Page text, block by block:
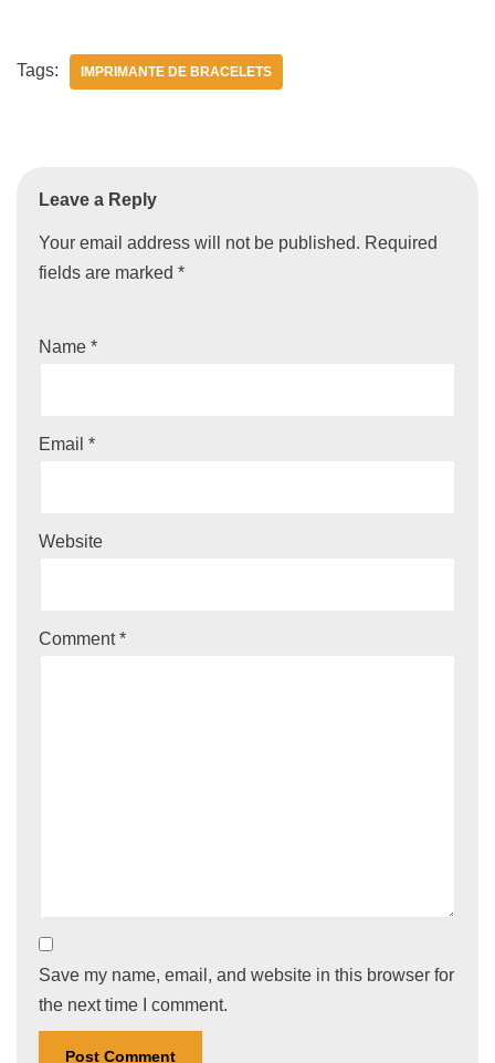
Tags: IMPRIMANTE DE BRACELETS
Leave a Reply
Your email address will not be published. Required
fields are marked *
Name *
Email *
Website
Comment*
Save my name, email, and website in this browser for
the next time I comment.